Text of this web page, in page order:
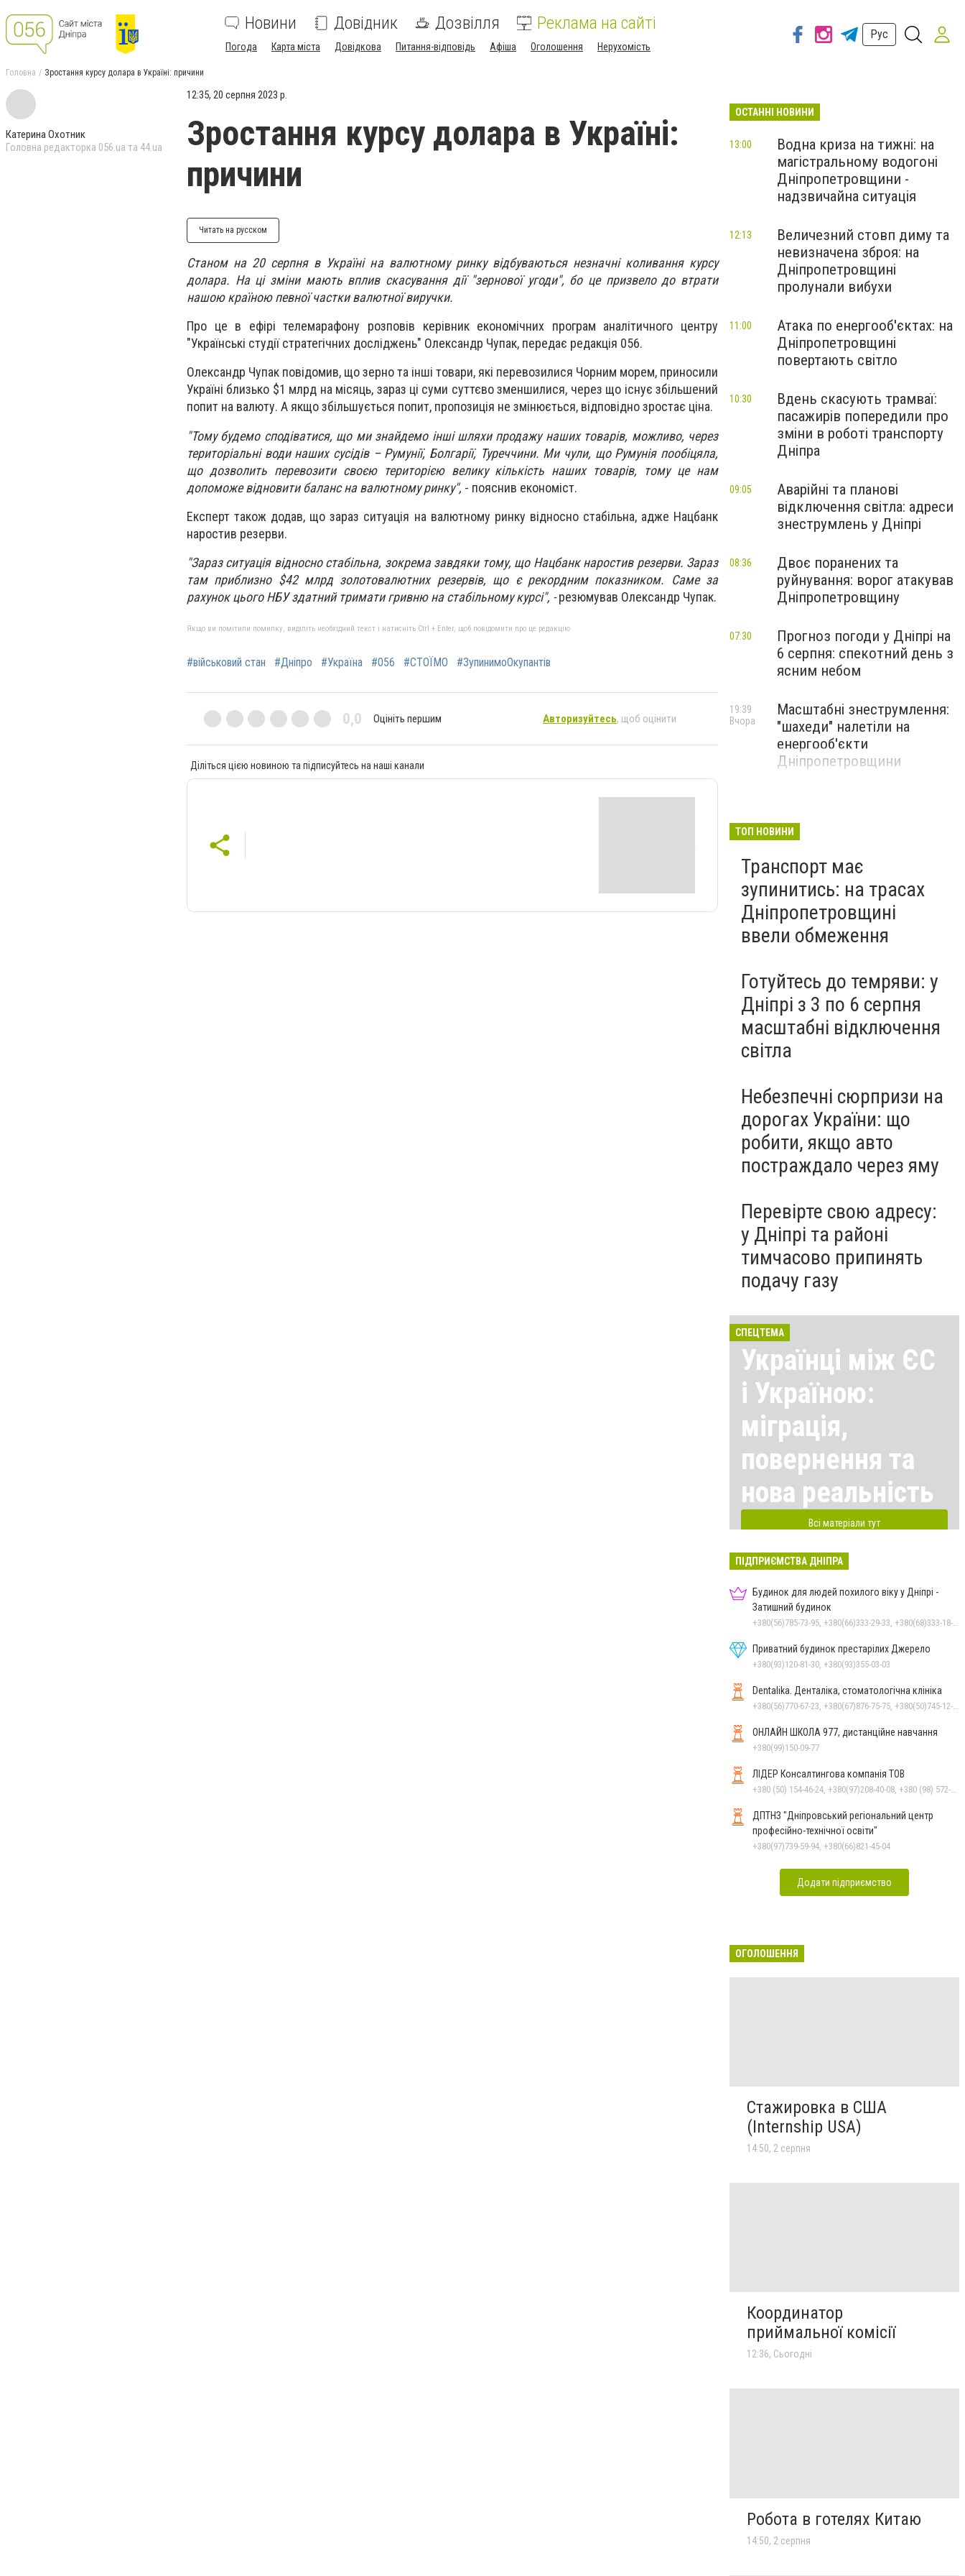
Новини Довідник Дозвілля Реклама на сайті
Погода Карта міста Довідкова Питання-відповідь Афіша Оголошення Нерухомість
Рус
Головна Зростання курсу долара в Україні: причини
Катерина Охотник
Головна редакторка 056.ua та 44.ua
12:35, 20 серпня 2023 р.
Зростання курсу долара в Україні:
причини
Читать на русском
Станом на 20 серпня в Україні на валютному ринку відбуваються незначні коливання курсу
долара. На ці зміни мають вплив скасування дії "зернової угоди", бо це призвело до втрати
нашою країною певної частки валютної виручки.
Про це в ефірі телемарафону розповів керівник економічних програм аналітичного центру
"Українські студії стратегічних досліджень" Олександр Чупак, передає редакція 056.
Олександр Чупак повідомив, що зерно та інші товари, які перевозилися Чорним морем, приносили
Україні близько $1 млрд на місяць, зараз ці суми суттєво зменшилися, через що існує збільшений
попит на валюту. А якщо збільшується попит, пропозиція не змінюється, відповідно зростає ціна.
"Тому будемо сподіватися, що ми знайдемо інші шляхи продажу наших товарів, можливо, через
територіальні води наших сусідів – Румунії, Болгарії, Туреччини. Ми чули, що Румунія пообіцяла,
що дозволить перевозити своєю територією велику кількість наших товарів, тому це нам
допоможе відновити баланс на валютному ринку", - пояснив економіст.
Експерт також додав, що зараз ситуація на валютному ринку відносно стабільна, адже Нацбанк
наростив резерви.
"Зараз ситуація відносно стабільна, зокрема завдяки тому, що Нацбанк наростив резерви. Зараз
там приблизно $42 млрд золотовалютних резервів, що є рекордним показником. Саме за
рахунок цього НБУ здатний тримати гривню на стабільному курсі", -резюмував Олександр Чупак.
Якщо ви помітили помилку, виділіть необхідний текст і натисніть Ctrl + Enter, щоб повідомити про це редакцію
#військовий стан #Дніпро #Україна #056 #СТОЇМО #ЗупинимоОкупантів
0,0 Оцініть першим Авторизуйтесь, щоб оцінити
Діліться цією новиною та підписуйтесь на наші канали
ОСТАННІ НОВИНИ
Водна криза на тижні: на
магістральному водогоні
Дніпропетровщини -
надзвичайна ситуація
13:00
Величезний стовп диму та
невизначена зброя: на
Дніпропетровщині
пролунали вибухи
12:13
Атака по енергооб'єктах: на
Дніпропетровщині
повертають світло
11:00
Вдень скасують трамваї:
пасажирів попередили про
зміни в роботі транспорту
Дніпра
10:30
Аварійні та планові
відключення світла: адреси
знеструмлень у Дніпрі
09:05
Двоє поранених та
руйнування: ворог атакував
Дніпропетровщину
08:36
Прогноз погоди у Дніпрі на
6 серпня: спекотний день з
ясним небом
07:30
Масштабні знеструмлення:
"шахеди" налетіли на
енергооб'єкти
Дніпропетровщини
19:39
Вчора
ТОП НОВИНИ
Транспорт має
зупинитись: на трасах
Дніпропетровщині
ввели обмеження
Готуйтесь до темряви: у
Дніпрі з 3 по 6 серпня
масштабні відключення
світла
Небезпечні сюрпризи на
дорогах України: що
робити, якщо авто
постраждало через яму
Перевірте свою адресу:
у Дніпрі та районі
тимчасово припинять
подачу газу
СПЕЦТЕМА
Українці між ЄС
і Україною:
міграція,
повернення та
нова реальність
Всі матеріали тут
ПІДПРИЄМСТВА ДНІПРА
Будинок для людей похилого віку у Дніпрі -
Затишний будинок
Приватний будинок престарілих Джерело
+380(93)120-81-30, +380(93)355-03-03
Dentalika. Денталіка, стоматологічна клініка
ОНЛАЙН ШКОЛА 977, дистанційне навчання
+380(99)150-09-77
ЛІДЕР Консалтингова компанія ТОВ
ДПТНЗ "Дніпровський регіональний центр
професійно-технічної освіти"
+380(97)739-59-94, +380(66)821-45-04
Додати підприємство
ОГОЛОШЕННЯ
Стажировка в США
(Internship USA)
14:50, 2 серпня
Координатор
приймальної комісії
12:36, Сьогодні
Робота в готелях Китаю
14:50, 2 серпня